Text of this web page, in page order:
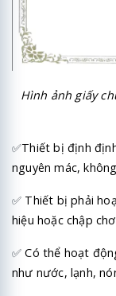
Hình ảnh giấy
✅Thiết bị định
nguyên mác,
✅ Thiết bị phải
hiệu hoặc chập
✅ Có thể hoạt
như nước, lạnh,